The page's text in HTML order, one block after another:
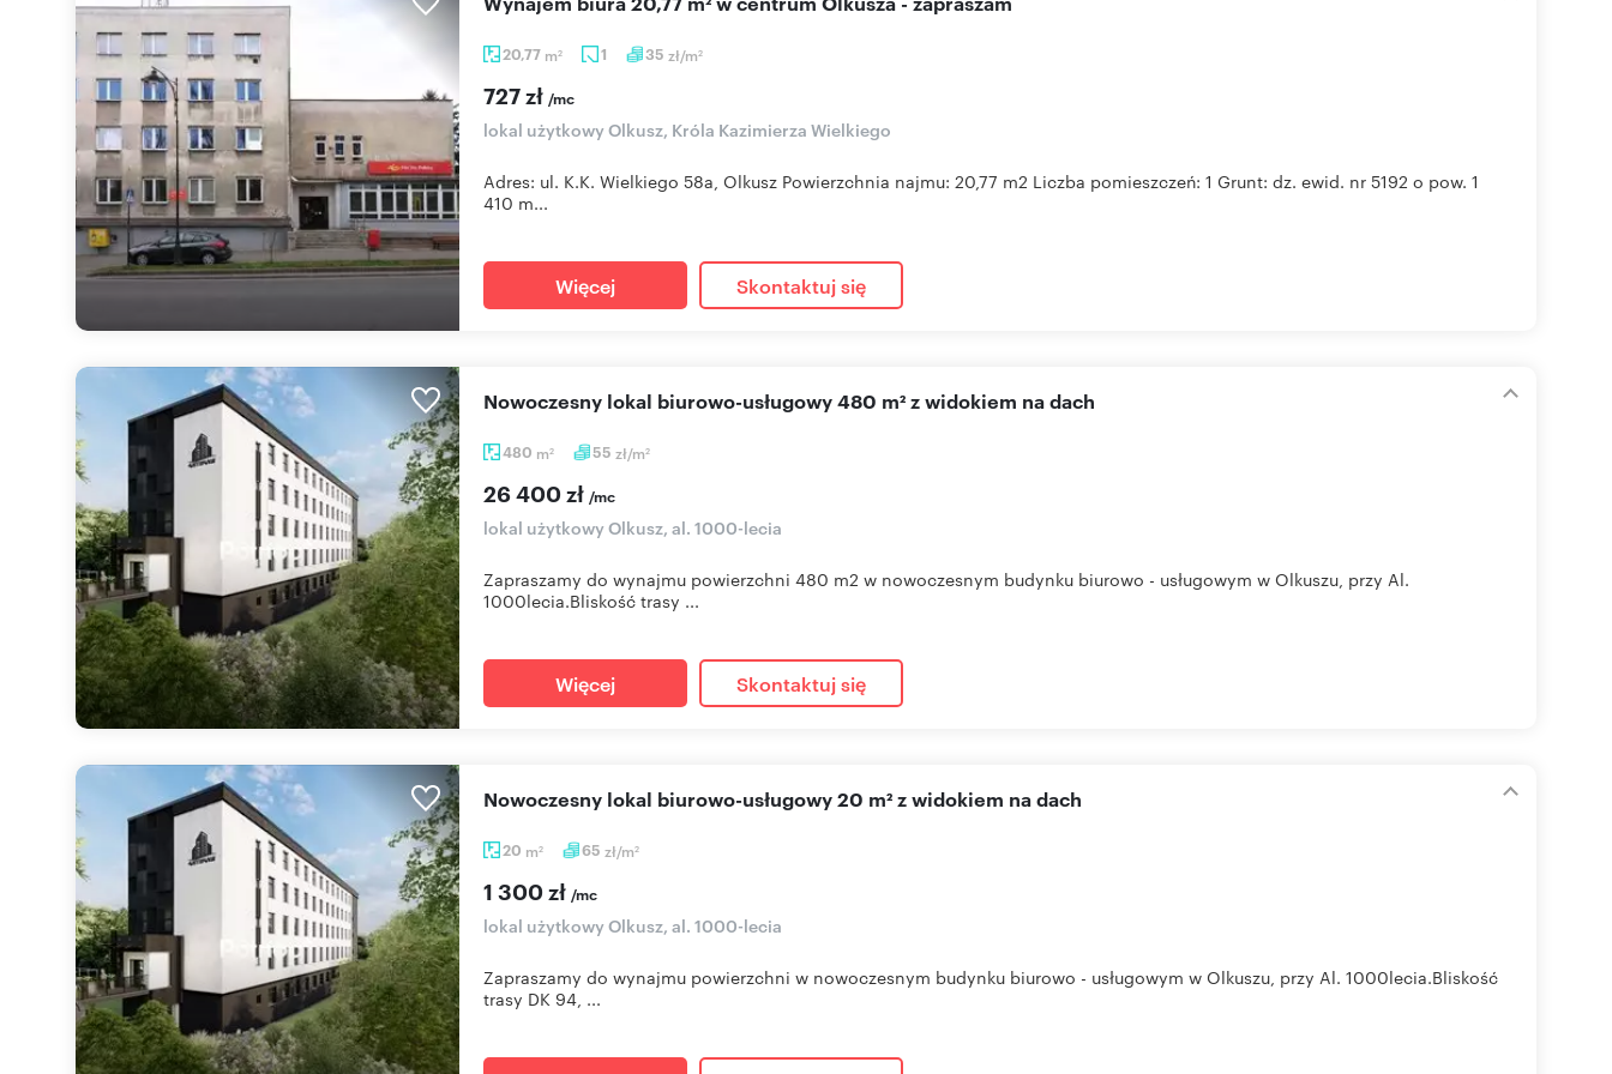
20,77 m2 1 35 zł/m2
727 zł /mc
lokal użytkowy Olkusz, Króla Kazimierza Wielkiego
Adres: ul. K.K. Wielkiego 58a, Olkusz Powierzchnia najmu: 20,77 m2 Liczba pomieszczeń: 1 Grunt: dz. ewid. nr 5192 o pow. 1
410 m...
Więcej Skontaktuj się
480 m2 55 zł/m2
Nowoczesny lokal biurowo-usługowy 480 m² z widokiem na dach
26 400 zł /mc
lokal użytkowy Olkusz, al. 1000-lecia
Zapraszamy do wynajmu powierzchni 480 m2 w nowoczesnym budynku biurowo - usługowym w Olkuszu, przy Al.
1000lecia.Bliskość trasy ...
Więcej Skontaktuj się
20 m2 65 zł/m2
Nowoczesny lokal biurowo-usługowy 20 m² z widokiem na dach
1 300 zł /mc
lokal użytkowy Olkusz, al. 1000-lecia
Zapraszamy do wynajmu powierzchni w nowoczesnym budynku biurowo - usługowym w Olkuszu, przy Al. 1000lecia.Bliskość
trasy DK 94, ...